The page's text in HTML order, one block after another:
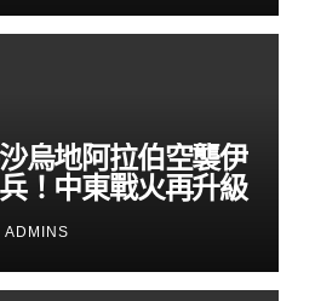
烏地阿拉伯空襲伊
！中東戰火再升級
ADMINS